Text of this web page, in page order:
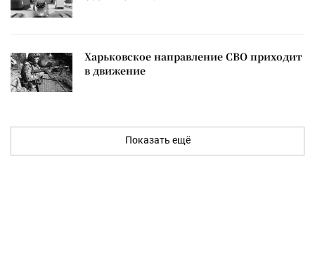
Харьковское направление СВО приходит
в движение
Показать ещё